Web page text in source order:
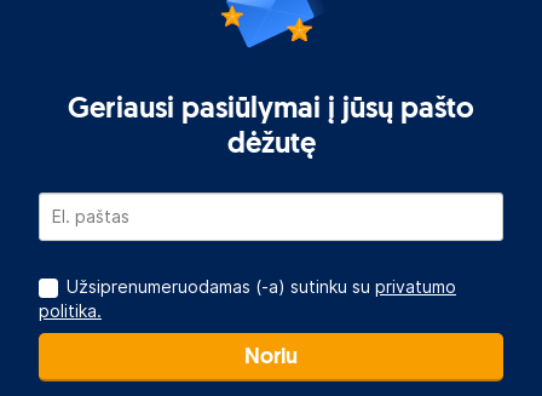
Geriausi pasiūlymai į jūsų pašto
dėžutę
Užsiprenumeruodamas (-a) sutinku su privatumo
politika.
Noriu